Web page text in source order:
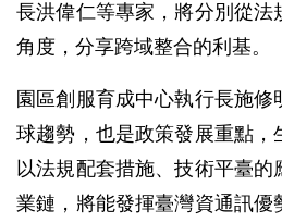
長洪偉仁等專家，將分別從法
角度，分享跨域整合的利基。
園區創服育成中心執行長施
球趨勢，也是政策發展重點，
以法規配套措施、技術平臺的
業鏈，將能發揮臺灣資通訊優